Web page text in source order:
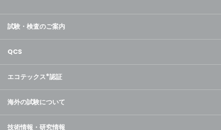
試験・検査のご案内
QCS
エコテックス®認証
海外の試験について
技術情報・研究情報